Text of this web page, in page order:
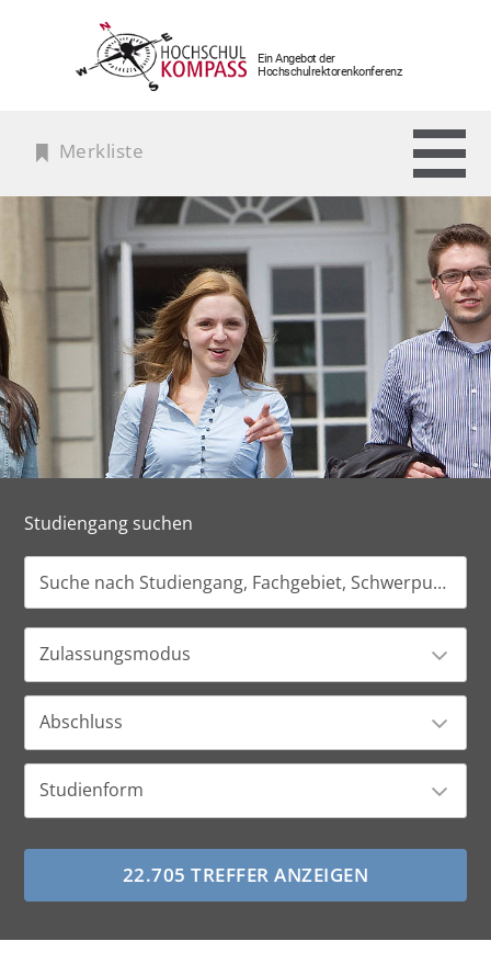
Ein Angebot der
Hochschulrektorenkonferenz
Merkliste
Studiengang suchen
Zulassungsmodus
Abschluss
Studienform